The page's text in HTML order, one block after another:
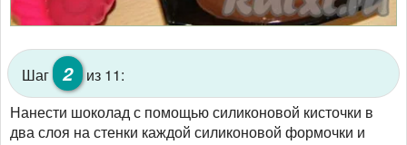
Шаг 2
из 11:
Нанести шоколад с помощью силиконовой кисточки в
два слоя на стенки каждой силиконовой формочки и